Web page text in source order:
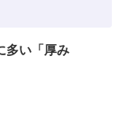
多い「厚み